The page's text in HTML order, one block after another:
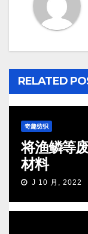
RELATED
奇趣纺织
将渔鳞等
材料
J 10 月, 2022